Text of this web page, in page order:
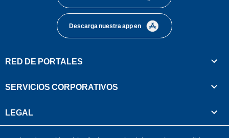
Descarga nuestra app en
RED DE PORTALES
SERVICIOS CORPORATIVOS
LEGAL